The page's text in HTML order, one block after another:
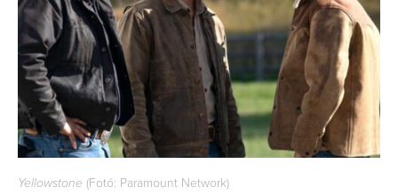
Yellowstone (Fotó: Paramount Network)